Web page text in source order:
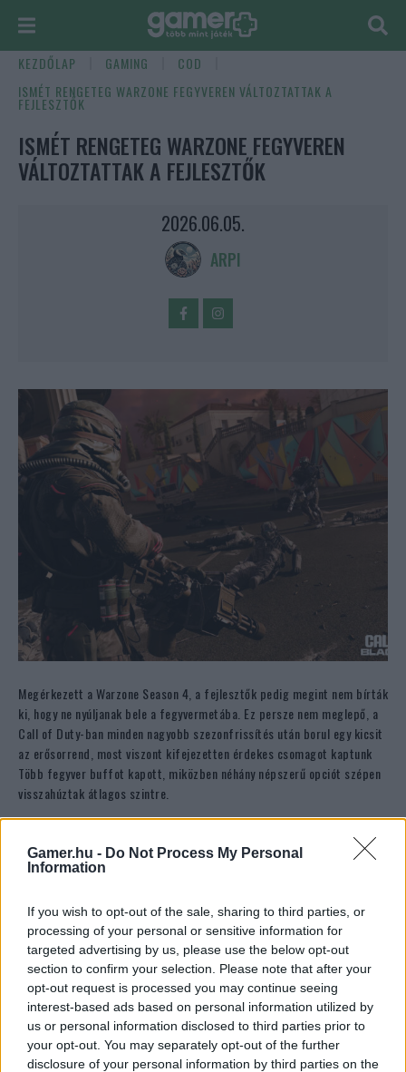
Gamer.hu - Do Not Process My Personal
Information
If you wish to opt-out of the sale, sharing to third parties, or
processing of your personal or sensitive information for
targeted advertising by us, please use the below opt-out
section to confirm your selection. Please note that after your
opt-out request is processed you may continue seeing
interest-based ads based on personal information utilized by
us or personal information disclosed to third parties prior to
your opt-out. You may separately opt-out of the further
disclosure of your personal information by third parties on the
KEZDŐLAP GAMING
COD
ISMÉT RENGETEG WARZONE FEGYVEREN VÁLTOZTATTAK A
FEJLESZTŐK
ISMÉT RENGETEG WARZONE FEGYVEREN
VÁLTOZTATTAK A FEJLESZTŐK
2026.06.05.
ARPI
Megérkezett a Warzone Season 4, a fejlesztők pedig megint nem bírták
ki, hogy ne nyúljanak bele a fegyvermetába. Ez persze nem meglepő, a
Call of Duty-ban minden nagyobb szezonfrissítés után borul egy kicsit
az erősorrend, most viszont kifejezetten érdekes csomagot kaptunk
Több fegyver buffot kapott, miközben néhány népszerű opciót szépen
visszahúztak átlagos szintre.
A CODMunity összesítése alapján a mostani változtatások főleg a
sebzésre, hatótávra, kezelhetőségre és visszarúgásra mentek rá.
Magyarul pont azokra a részekre, amelyek eldöntik, hogy egy fegyver
ben, esetleg a nagyobb pályás Warzone meccseken. A Monolithic
Suppressor, vagyis a Mono külön kiemelt szerepet kapott, több
fegyvernél is ezzel együtt jött a nerf.
Ismét rengeteg Warzone
fegyveren változtattak a fejlesztők